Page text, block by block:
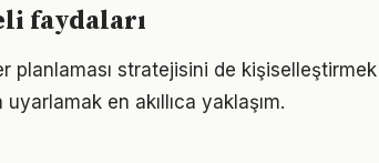
faydaları
planlaması stratejisini de kişiselleştirmek
en akıllıca yaklaşım.